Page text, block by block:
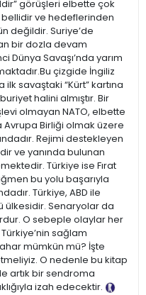
görüşleri elbette çok
bellidir ve hedeflerinden
değildir. Suriye’de
bir dozla devam
Dünya Savaşı’nda yarım
çizgide İngiliz
savaştaki “Kürt” kartına
halini almıştır. Bir
olmayan NATO, elbette
Avrupa Birliği olmak üzere
Rejimi destekleyen
ve yanında bulunan
Türkiye ise Fırat
bu yolu başarıyla
Türkiye, ABD ile
ülkesidir. Senaryolar da
O sebeple olaylar her
sağlam
mümkün mü? İşte
O nedenle bu kitap
artık bir sendroma
izah edecektir.